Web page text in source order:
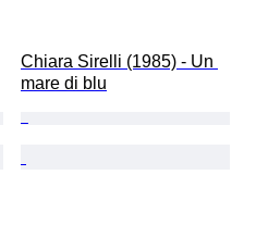
Chiara Sirelli (1985) - Un
mare di blu